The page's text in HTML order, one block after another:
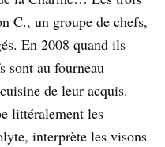
C., un groupe de chefs,
En 2008 quand ils
sont au fourneau
de leur acquis.
littéralement les
interprète les visons